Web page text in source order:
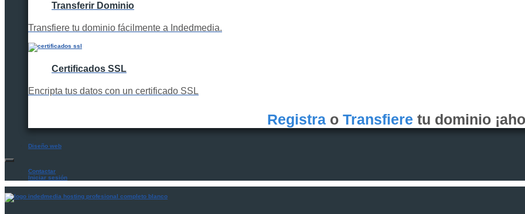
Transferir Dominio
Transfiere tu dominio fácilmente a Indedmedia.
Certificados SSL
Encripta tus datos con un certificado SSL
Registrao Transfiere tu dominio
Diseño web
Contactar
Iniciar sesión